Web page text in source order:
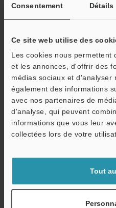
Consentement Détails
Ce site web utilise des
Les cookies nous permettent
et les annonces, d'offrir des
médias sociaux et
également des informations
avec nos partenaires de
d'analyse, qui peuvent
informations que vous leur
collectées lors de votre
Tout
Fiche technique (PDF)
Autres modèles
Guides techniques
Manuels